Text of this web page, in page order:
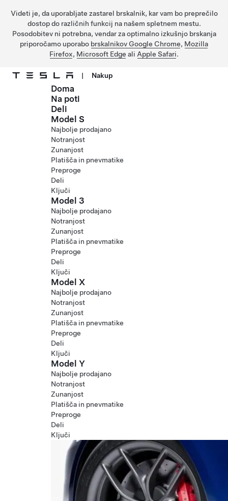
Videti je, da uporabljate zastarel brskalnik, kar vam bo preprečilo
dostop do različnih funkcij na našem spletnem mestu.
Posodobitev ni potrebna, vendar za optimalno izkušnjo brskanja
priporočamo uporabo brskalnikov Google Chrome, Mozilla
Firefox, Microsoft Edge ali Apple Safari.
Preskočite na glavno vsebino
| Nakup
Doma
Na poti
Deli
Model S
Najbolje prodajano
Notranjost
Zunanjost
Platišča in pnevmatike
Preproge
Deli
Ključi
Model 3
Najbolje prodajano
Notranjost
Zunanjost
Platišča in pnevmatike
Preproge
Deli
Ključi
Model X
Najbolje prodajano
Notranjost
Zunanjost
Platišča in pnevmatike
Preproge
Deli
Ključi
Model Y
Najbolje prodajano
Notranjost
Zunanjost
Platišča in pnevmatike
Preproge
Deli
Ključi